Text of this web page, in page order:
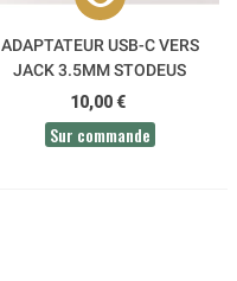
ADAPTATEUR USB-C VERS
JACK 3.5MM STODEUS
10,00 €
Sur commande